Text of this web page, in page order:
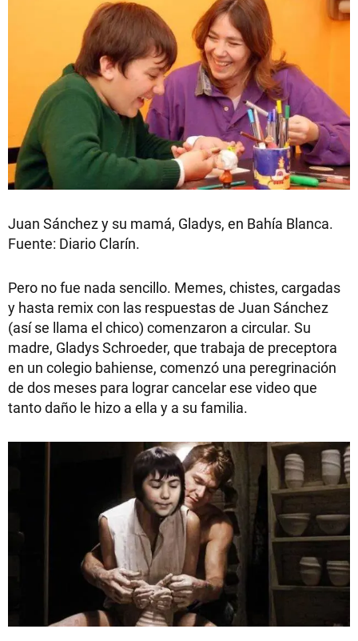
Juan Sánchez y su mamá, Gladys, en Bahía Blanca.
Fuente: Diario Clarín.
Pero no fue nada sencillo. Memes, chistes, cargadas
y hasta remix con las respuestas de Juan Sánchez
(así se llama el chico) comenzaron a circular. Su
madre, Gladys Schroeder, que trabaja de preceptora
en un colegio bahiense, comenzó una peregrinación
de dos meses para lograr cancelar ese video que
tanto daño le hizo a ella y a su familia.